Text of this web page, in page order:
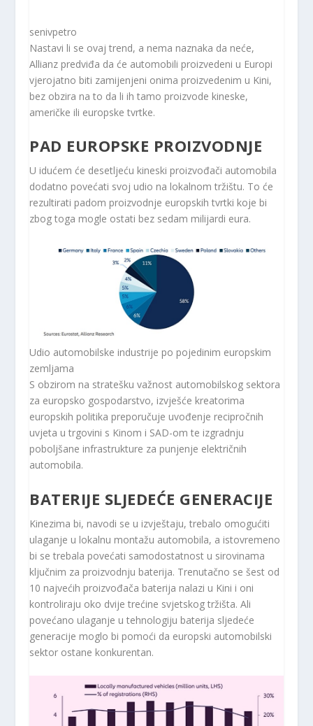
senivpetro
Nastavi li se ovaj trend, a nema naznaka da neće,
Allianz predviđa da će automobili proizvedeni u Europi
vjerojatno biti zamijenjeni onima proizvedenim u Kini,
bez obzira na to da li ih tamo proizvode kineske,
američke ili europske tvrtke.
PAD EUROPSKE PROIZVODNJE
U idućem će desetljeću kineski proizvođači automobila
dodatno povećati svoj udio na lokalnom tržištu. To će
rezultirati padom proizvodnje europskih tvrtki koje bi
zbog toga mogle ostati bez sedam milijardi eura.
Udio automobilske industrije po pojedinim europskim
zemljama
S obzirom na stratešku važnost automobilskog sektora
za europsko gospodarstvo, izvješće kreatorima
europskih politika preporučuje uvođenje recipročnih
uvjeta u trgovini s Kinom i SAD-om te izgradnju
poboljšane infrastrukture za punjenje električnih
automobila.
BATERIJE SLJEDEĆE GENERACIJE
Kinezima bi, navodi se u izvještaju, trebalo omogućiti
ulaganje u lokalnu montažu automobila, a istovremeno
bi se trebala povećati samodostatnost u sirovinama
ključnim za proizvodnju baterija. Trenutačno se šest od
10 najvećih proizvođača baterija nalazi u Kini i oni
kontroliraju oko dvije trećine svjetskog tržišta. Ali
povećano ulaganje u tehnologiju baterija sljedeće
generacije moglo bi pomoći da europski automobilski
sektor ostane konkurentan.